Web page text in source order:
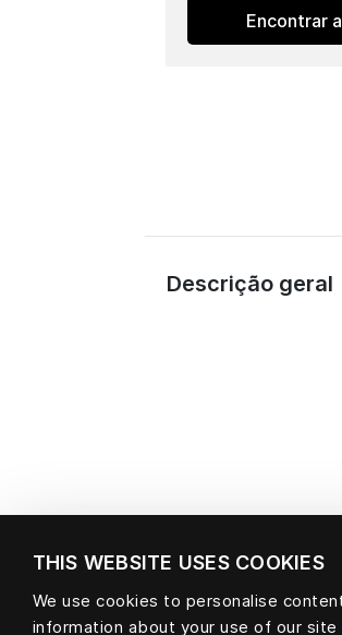
THIS WEBSITE USES COOKIES
We use cookies to personalise
information about your use of our
Encontrar
Descrição geral